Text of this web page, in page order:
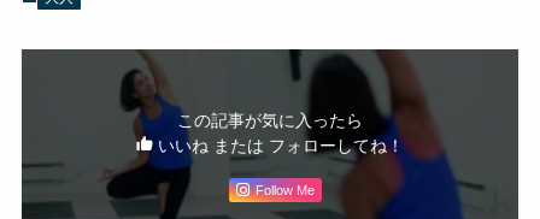
この記事が気に入ったら
いいね または フォローしてね！
Follow Me